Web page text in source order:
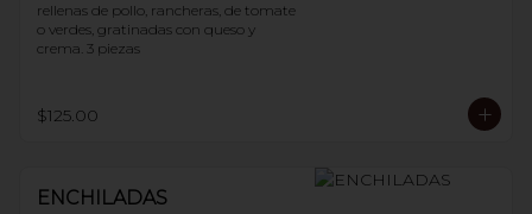
rellenas de pollo, rancheras, de tomate
o verdes, gratinadas con queso y
crema. 3 piezas
$125.00
ENCHILADAS